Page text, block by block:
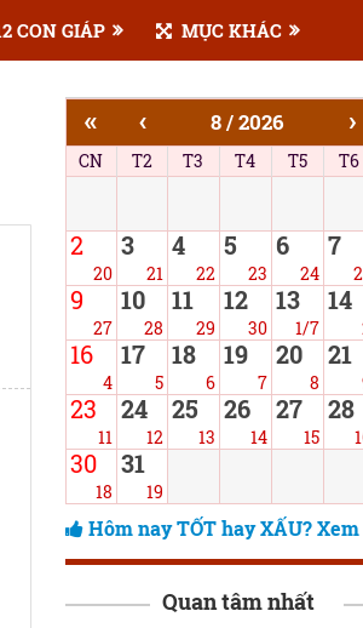
CON GIÁP MỤC KHÁC
« ‹ 8 / 2026 ›
CN T2 T3 T4 T5 T6
2
20
3
21
4
22
5
23
6
24
7
9
27
10
28
11
29
12
30
13
1/7
14
16
4
17
5
18
6
19
7
20
8
21
23
11
24
12
25
13
26
14
27
15
28
30
18
31
19
Hôm nay TỐT hay XẤU?
Quan tâm nhất